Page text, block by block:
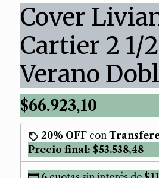
Cover
Cartier 2 1/
Verano
$66.923,10
20% OFFcon
Precio final: $53.538,48